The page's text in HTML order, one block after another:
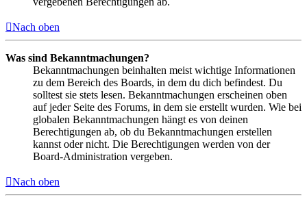
Nach oben
Was sind Bekanntmachungen?
Bekanntmachungen beinhalten meist wichtige Informationen
zu dem Bereich des Boards, in dem du dich befindest. Du
solltest sie stets lesen. Bekanntmachungen erscheinen oben
auf jeder Seite des Forums, in dem sie erstellt wurden. Wie bei
globalen Bekanntmachungen hängt es von deinen
Berechtigungen ab, ob du Bekanntmachungen erstellen
kannst oder nicht. Die Berechtigungen werden von der
Board-Administration vergeben.
Nach oben